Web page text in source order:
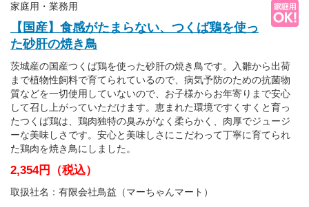
家庭用・業務用
【国産】食感がたまらない、つくば鶏を使っ
た砂肝の焼き鳥
茨城産の国産つくば鶏を使った砂肝の焼き鳥です。入雛から出荷
まで植物性飼料で育てられているので、病気予防のための抗菌物
質などを一切使用していないので、お子様からお年寄りまで安心
して召し上がっていただけます。恵まれた環境ですくすくと育っ
たつくば鶏は、鶏肉独特の臭みがなく柔らかく、肉厚でジュージ
ーな美味しさです。安心と美味しさにこだわって丁寧に育てられ
た鶏肉を焼き鳥にしました。
2,354円（税込）
取扱社名：有限会社鳥益（マーちゃんマート）